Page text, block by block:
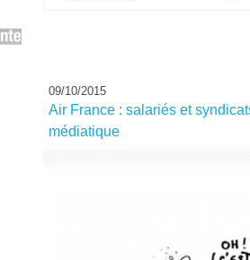
09/10/2015
Air France : salariés et
médiatique